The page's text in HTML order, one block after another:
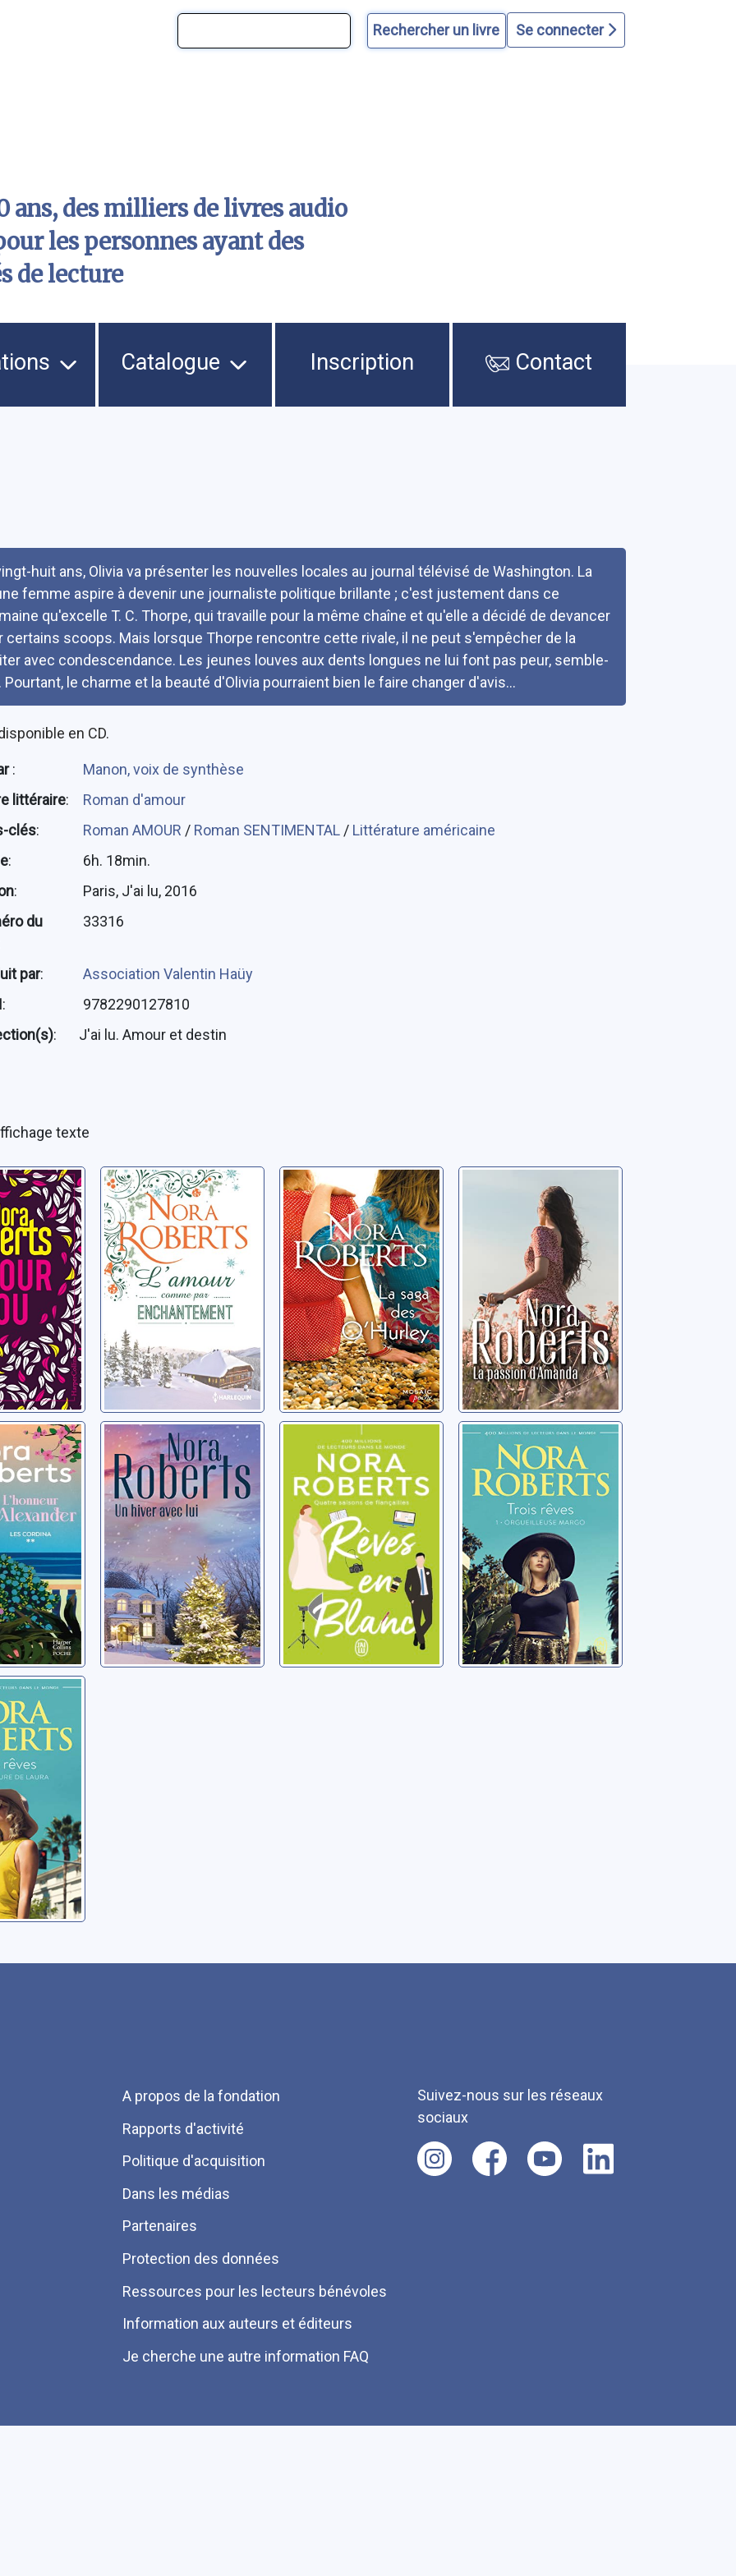
Se connecter
ans, des milliers de livres audio
les personnes ayant des
de lecture
Catalogue Inscription Contact
huit ans, Olivia va présenter les nouvelles locales au journal télévisé de Washington. La
femme aspire à devenir une journaliste politique brillante ; c'est justement dans ce
qu'excelle T. C. Thorpe, qui travaille pour la même chaîne et qu'elle a décidé de devancer
certains scoops. Mais lorsque Thorpe rencontre cette rivale, il ne peut s'empêcher de la
avec condescendance. Les jeunes louves aux dents longues ne lui font pas peur, semble-
Pourtant, le charme et la beauté d'Olivia pourraient bien le faire changer d'avis...
en CD.
:
Manon, voix de synthèse
littéraire:
Roman d'amour
clés: Roman AMOUR / Roman SENTIMENTAL / Littérature américaine
:
6h. 18min.
:
Paris, J'ai lu, 2016
du
33316
par:
Association Valentin Haüy
:
9782290127810
: J'ai lu. Amour et destin
texte
L'amour comme
par
enchantement
Roberts, Nora
La saga des
O'Hurley
Roberts, Nora
La passion
d'Amanda
Roberts, Nora
02:
Un hiver avec lui
Roberts, Nora
Quatre saisons
de fiançailles: 01:
Rêves en blanc
Roberts, Nora
Trois rêves: 01:
Orgueilleuse
Margo
Roberts, Nora
03:
de
Menu
Pied
de
page
A propos de la fondation
Rapports d'activité
Politique d'acquisition
Dans les médias
Partenaires
Protection des données
Ressources pour les lecteurs bénévoles
Information aux auteurs et éditeurs
Je cherche une autre information FAQ
Suivez-nous sur les réseaux
sociaux